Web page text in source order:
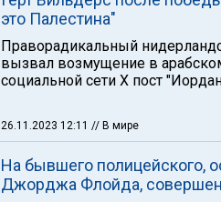
это Палестина"
Праворадикальный
вызвал возмущение в
социальной сети Х пост
26.11.2023 12:11 // В мире
На бывшего полицейского,
Джорджа Флойда,